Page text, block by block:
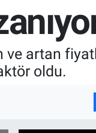
artan
oldu.